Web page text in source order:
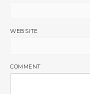
WEBSITE
COMMENT